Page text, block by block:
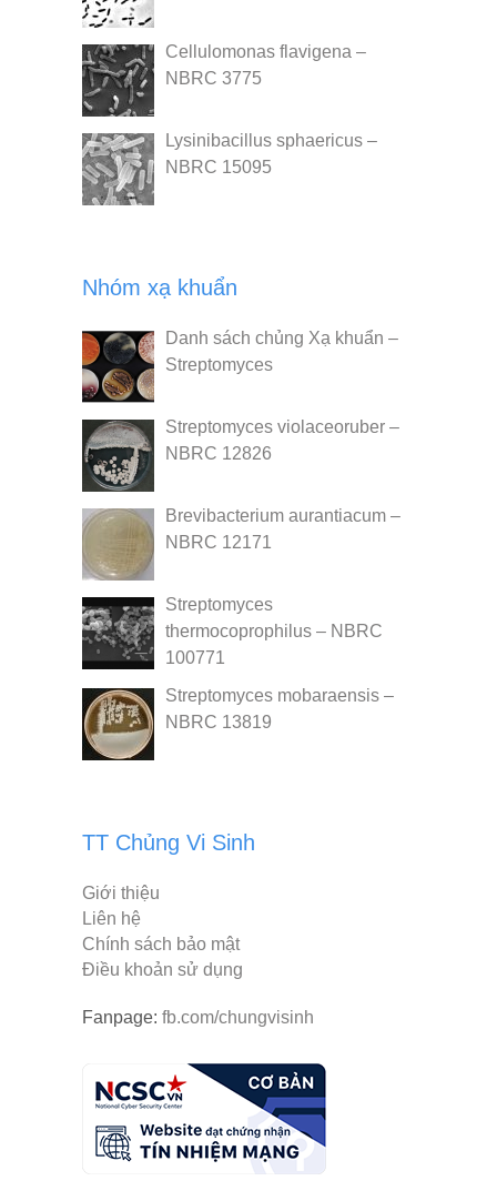
Cellulomonas flavigena –
NBRC 3775
Lysinibacillus sphaericus –
NBRC 15095
Nhóm xạ khuẩn
Danh sách chủng Xạ khuẩn –
Streptomyces
Streptomyces violaceoruber –
NBRC 12826
Brevibacterium aurantiacum –
NBRC 12171
Streptomyces
thermocoprophilus – NBRC
100771
Streptomyces mobaraensis –
NBRC 13819
TT Chủng Vi Sinh
Giới thiệu
Liên hệ
Chính sách bảo mật
Điều khoản sử dụng
Fanpage: fb.com/chungvisinh